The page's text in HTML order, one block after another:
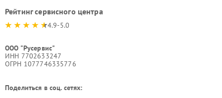
Рейтинг сервисного центра
4.9-5.0
ООО "Русервис"
ИНН 7702633247
ОГРН 1077746335776
Поделиться в соц. сетях: